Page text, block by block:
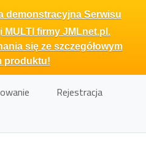
demonstracyjna Serwisu
firmy JMLnet.pl.
się ze szczegółowym
produktu!
Rejestracja